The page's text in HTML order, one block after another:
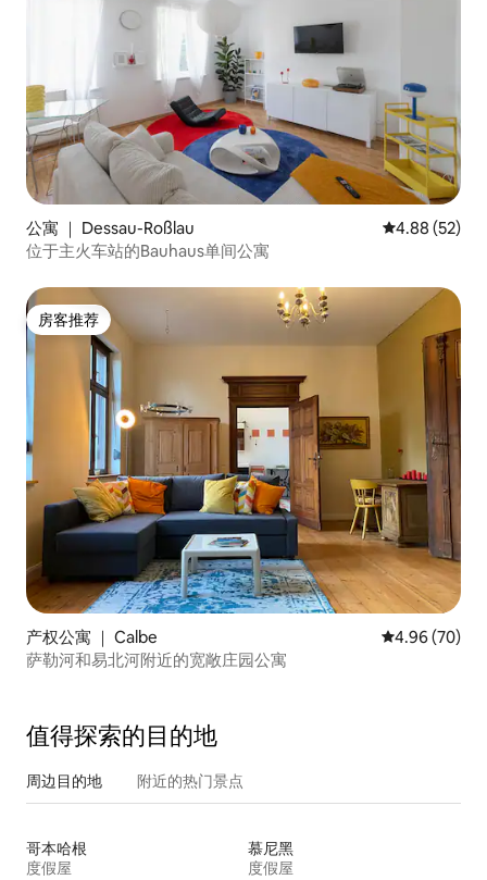
公寓 ｜ Dessau-Roßlau 平均评分
4.88 (52)
位于主火车站的Bauhaus单间公寓
房客推荐
房客推荐
产权公寓 ｜ Calbe 平均评分 4.96
4.96 (70)
萨勒河和易北河附近的宽敞庄园公寓
值得探索的目的地
周边目的地 附近的热门景点
哥本哈根
度假屋
慕尼黑
度假屋